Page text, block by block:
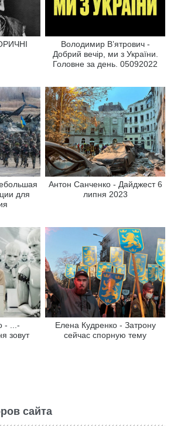
Володимир В’ятрович -
Добрий вечір, ми з України.
Головне за день. 05092022
для
Антон Санченко - Дайджест 6
липня 2023
- ...-
зовут
Елена Кудренко - Затрону
сейчас спорную тему
сайта